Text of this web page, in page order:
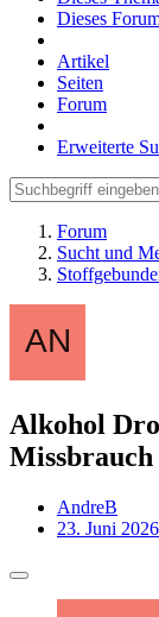
Dieses
Artikel
Seiten
Forum
Erweiterte
Forum
Sucht und
Alkohol
AndreB
23. Juni